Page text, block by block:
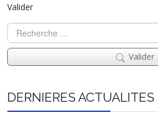
Valider
Valider
DERNIERES ACTUALITES